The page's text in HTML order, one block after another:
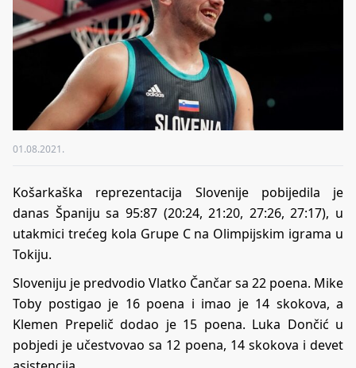
01.08.2021.
Košarkaška reprezentacija Slovenije pobijedila je
danas Španiju sa 95:87 (20:24, 21:20, 27:26, 27:17), u
utakmici trećeg kola Grupe C na Olimpijskim igrama u
Tokiju.
Sloveniju je predvodio Vlatko Čančar sa 22 poena. Mike
Toby postigao je 16 poena i imao je 14 skokova, a
Klemen Prepelič dodao je 15 poena. Luka Dončić u
pobjedi je učestvovao sa 12 poena, 14 skokova i devet